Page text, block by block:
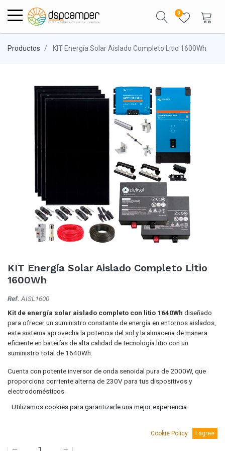
0
Productos KIT Energía Solar Aislado Completo Litio 1600Wh
KIT Energía Solar Aislado Completo Litio
1600Wh
Ref. AISL1600
Kit de energía solar aislado completo con litio 1640Wh diseñado
para ofrecer un suministro constante de energía en entornos aislados,
este sistema aprovecha la potencia del sol y la almacena de manera
eficiente en baterías de alta calidad de tecnología litio con un
suministro total de 1640Wh.
Cuenta con potente inversor de onda senoidal pura de 2000W, que
proporciona corriente alterna de 230V para tus dispositivos y
electrodomésticos.
3.400,00€ (IVA Incluido.)
Utilizamos cookies para garantizarle una mejor experiencia.
Cookie Policy I agree